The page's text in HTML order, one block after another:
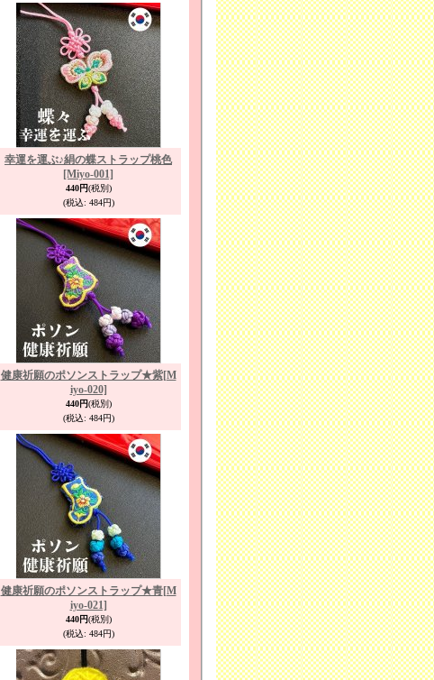
幸運を運ぶ♪絹の蝶ストラップ桃色
[Miyo-001]
440円(税別)
(税込: 484円)
健康祈願のポソンストラップ★紫[M
iyo-020]
440円(税別)
(税込: 484円)
健康祈願のポソンストラップ★青[M
iyo-021]
440円(税別)
(税込: 484円)